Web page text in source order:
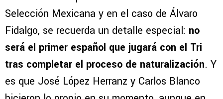
Selección Mexicana y en el caso de Álvaro
Fidalgo, se recuerda un detalle especial: no
será el primer español que jugará con el Tri
tras completar el proceso de naturalización. Y
es que José López Herranz y Carlos Blanco